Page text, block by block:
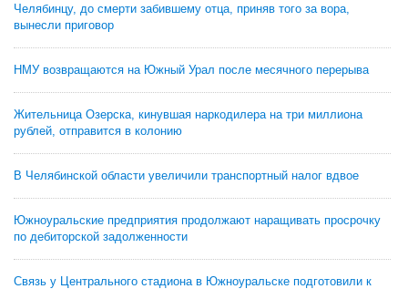
Челябинцу, до смерти забившему отца, приняв того за вора,
вынесли приговор
НМУ возвращаются на Южный Урал после месячного перерыва
Жительница Озерска, кинувшая наркодилера на три миллиона
рублей, отправится в колонию
В Челябинской области увеличили транспортный налог вдвое
Южноуральские предприятия продолжают наращивать просрочку
по дебиторской задолженности
Связь у Центрального стадиона в Южноуральске подготовили к